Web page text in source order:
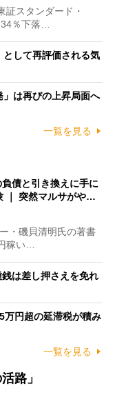
スタンダード・
％下落…
して再評価される気
は再びの上昇局面へ
一覧を見る
債と引き換えに手に
｜ 突然マルサがや…
・磯貝清明氏の著書
稼い…
は差し押さえを免れ
円超の延滞税が積み
一覧を見る
路」